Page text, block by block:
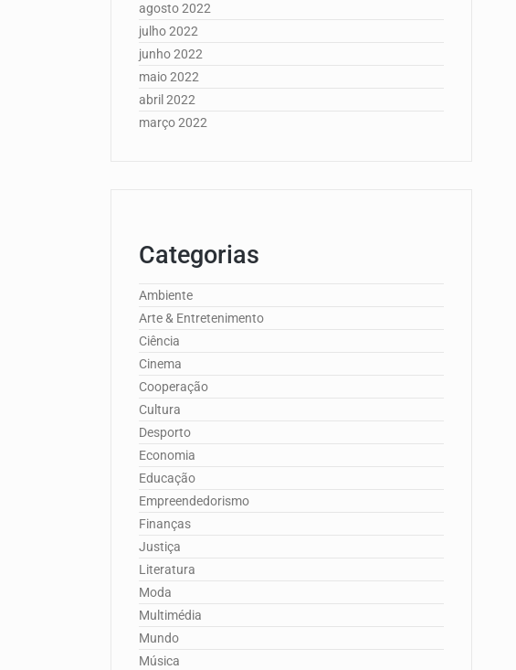
agosto 2022
julho 2022
junho 2022
maio 2022
abril 2022
março 2022
Categorias
Ambiente
Arte & Entretenimento
Ciência
Cinema
Cooperação
Cultura
Desporto
Economia
Educação
Empreendedorismo
Finanças
Justiça
Literatura
Moda
Multimédia
Mundo
Música